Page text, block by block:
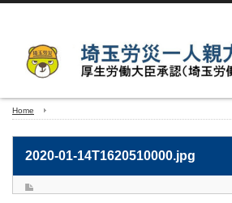
Home
2020-01-14T1620510000.jpg